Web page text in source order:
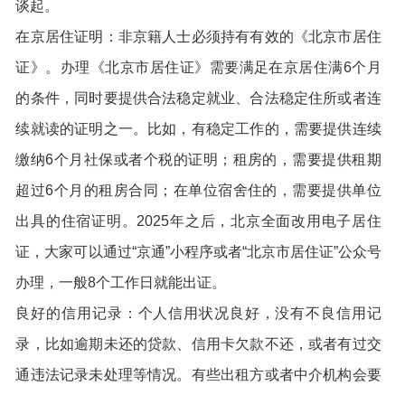
谈起。
在京居住证明：非京籍人士必须持有有效的《北京市居住
证》。办理《北京市居住证》需要满足在京居住满6个月
的条件，同时要提供合法稳定就业、合法稳定住所或者连
续就读的证明之一。比如，有稳定工作的，需要提供连续
缴纳6个月社保或者个税的证明；租房的，需要提供租期
超过6个月的租房合同；在单位宿舍住的，需要提供单位
出具的住宿证明。2025年之后，北京全面改用电子居住
证，大家可以通过“京通”小程序或者“北京市居住证”公众号
办理，一般8个工作日就能出证。
良好的信用记录：个人信用状况良好，没有不良信用记
录，比如逾期未还的贷款、信用卡欠款不还，或者有过交
通违法记录未处理等情况。有些出租方或者中介机构会要